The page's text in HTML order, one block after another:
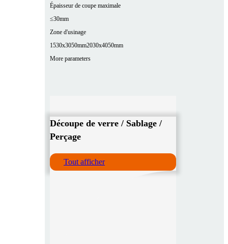
Épaisseur de coupe maximale
≤30mm
Zone d'usinage
1530x3050mm2030x4050mm
More parameters
Découpe de verre / Sablage /
Perçage
Tout afficher